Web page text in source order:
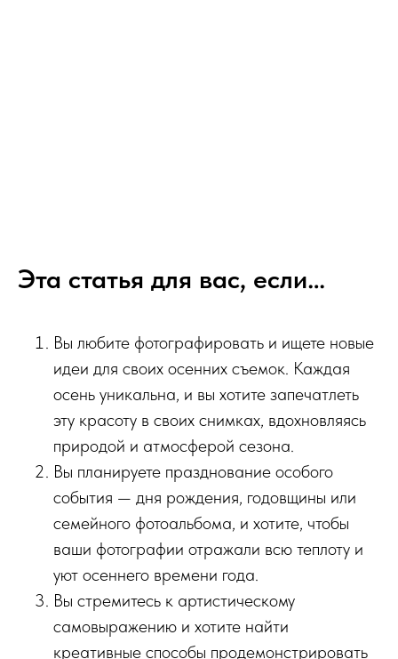
Эта статья для вас, если…
Вы любите фотографировать и ищете новые
идеи для своих осенних съемок. Каждая
осень уникальна, и вы хотите запечатлеть
эту красоту в своих снимках, вдохновляясь
природой и атмосферой сезона.
Вы планируете празднование особого
события — дня рождения, годовщины или
семейного фотоальбома, и хотите, чтобы
ваши фотографии отражали всю теплоту и
уют осеннего времени года.
Вы стремитесь к артистическому
самовыражению и хотите найти
креативные способы продемонстрировать